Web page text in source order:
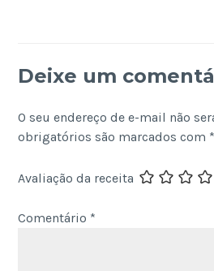
Deixe um
O seu endereço de e-mail não
obrigatórios são marcados com *
Avaliação da receita
Comentário *